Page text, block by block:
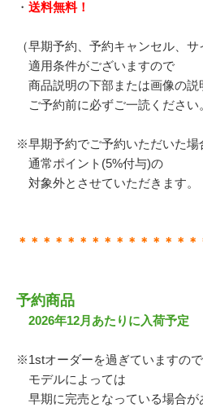
・ 送料無料！
（早期予約、予約キャンセル、
適用条件がございますので
商品説明の下部または画像の説
ご予約前に必ずご一読ください
※早期予約でご予約いただいた場
通常ポイント(5%付与)の
対象外とさせていただきます。
＊＊＊＊＊＊＊＊＊＊＊＊＊＊＊
予約商品
2026年12月あたりに入荷予定
※1stオーダーを過ぎていますので
モデルによっては
早期に完売となっている場合が